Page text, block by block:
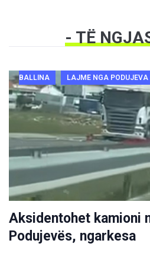
- TË
BALLINA LAJME NGA PODUJEVA
Aksidentohet kamioni
Podujevës, ngarkesa